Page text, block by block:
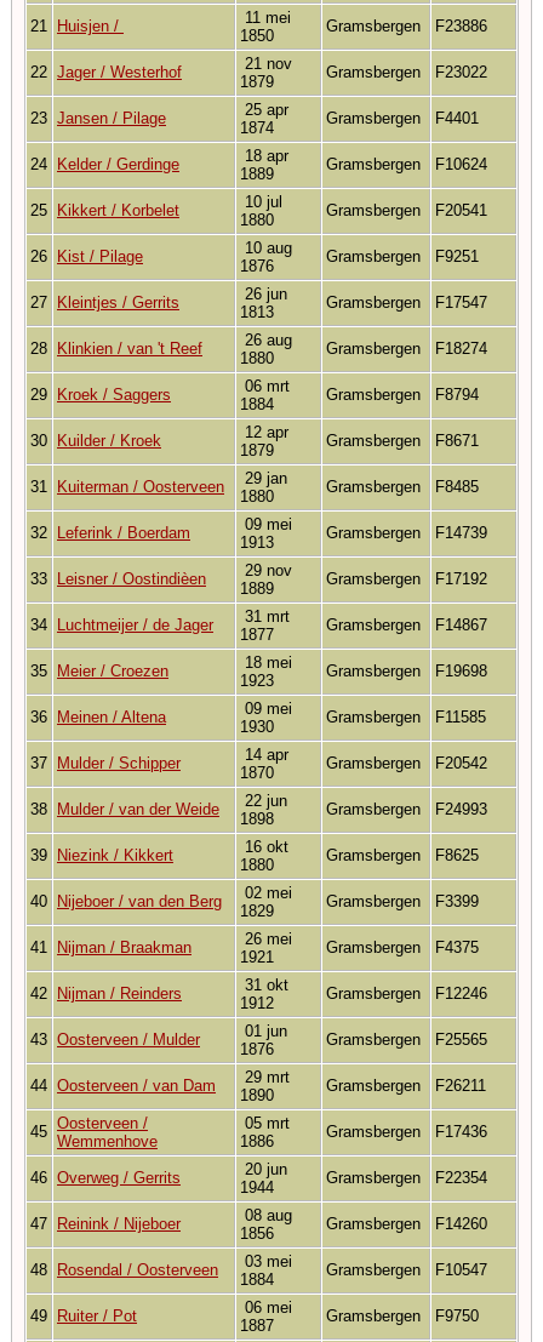
21 Huisjen /
11 mei
1850
Gramsbergen F23886
22 Jager / Westerhof
21 nov
1879
Gramsbergen F23022
23 Jansen / Pilage
25 apr
1874
Gramsbergen F4401
24 Kelder / Gerdinge
18 apr
1889
Gramsbergen F10624
25 Kikkert / Korbelet
10 jul
1880
Gramsbergen F20541
26 Kist / Pilage
10 aug
1876
Gramsbergen F9251
27 Kleintjes / Gerrits
26 jun
1813
Gramsbergen F17547
28 Klinkien / van 't Reef
26 aug
1880
Gramsbergen F18274
29 Kroek / Saggers
06 mrt
1884
Gramsbergen F8794
30 Kuilder / Kroek
12 apr
1879
Gramsbergen F8671
31 Kuiterman / Oosterveen
29 jan
1880
Gramsbergen F8485
32 Leferink / Boerdam
09 mei
1913
Gramsbergen F14739
33 Leisner / Oostindièen
29 nov
1889
Gramsbergen F17192
34 Luchtmeijer / de Jager
31 mrt
1877
Gramsbergen F14867
35 Meier / Croezen
18 mei
1923
Gramsbergen F19698
36 Meinen / Altena
09 mei
1930
Gramsbergen F11585
37 Mulder / Schipper
14 apr
1870
Gramsbergen F20542
38 Mulder / van der Weide
22 jun
1898
Gramsbergen F24993
39 Niezink / Kikkert
16 okt
1880
Gramsbergen F8625
40 Nijeboer / van den Berg
02 mei
1829
Gramsbergen F3399
41 Nijman / Braakman
26 mei
1921
Gramsbergen F4375
42 Nijman / Reinders
31 okt
1912
Gramsbergen F12246
43 Oosterveen / Mulder
01 jun
1876
Gramsbergen F25565
44 Oosterveen / van Dam
29 mrt
1890
Gramsbergen F26211
45 Oosterveen /
Wemmenhove
05 mrt
1886
Gramsbergen F17436
46 Overweg / Gerrits
20 jun
1944
Gramsbergen F22354
47 Reinink / Nijeboer
08 aug
1856
Gramsbergen F14260
48 Rosendal / Oosterveen
03 mei
1884
Gramsbergen F10547
49 Ruiter / Pot
06 mei
1887
Gramsbergen F9750